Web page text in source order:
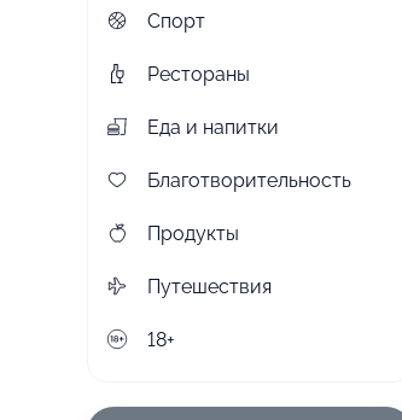
Спорт
Рестораны
Еда и напитки
Благотворительность
Продукты
Путешествия
18+